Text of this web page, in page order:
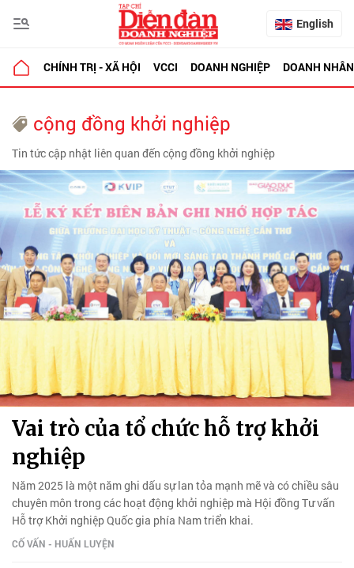
English
CHÍNH TRỊ - XÃ HỘI VCCI DOANH NGHIỆP DOANH NHÂN
cộng đồng khởi nghiệp
Tin tức cập nhật liên quan đến cộng đồng khởi nghiệp
Vai trò của tổ chức hỗ trợ khởi
nghiệp
Năm 2025 là một năm ghi dấu sự lan tỏa mạnh mẽ và có chiều sâu
chuyên môn trong các hoạt động khởi nghiệp mà Hội đồng Tư vấn
Hỗ trợ Khởi nghiệp Quốc gia phía Nam triển khai.
CỐ VẤN - HUẤN LUYỆN